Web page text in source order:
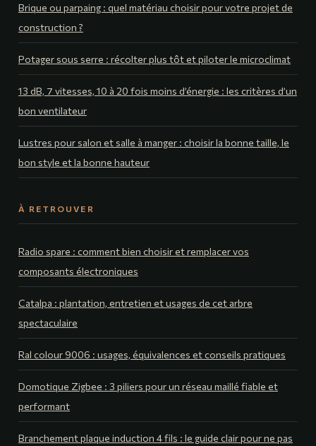
Brique ou parpaing : quel matériau choisir pour votre projet de
construction ?
Potager sous serre : récolter plus tôt et piloter le microclimat
13 dB, 7 vitesses, 10 à 20 fois moins d’énergie : les critères d’un
bon ventilateur
Lustres pour salon et salle à manger : choisir la bonne taille, le
bon style et la bonne hauteur
À RETROUVER
Radio spare : comment bien choisir et remplacer vos
composants électroniques
Catalpa : plantation, entretien et usages de cet arbre
spectaculaire
Ral colour 9006 : usages, équivalences et conseils pratiques
Domotique Zigbee : 3 piliers pour un réseau maillé fiable et
performant
Branchement plaque induction 4 fils : le guide clair pour ne pas